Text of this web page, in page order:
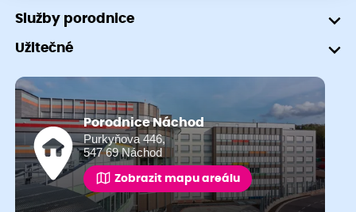
Služby porodnice
Užitečné
Porodnice Náchod
Purkyňova 446,
547 69 Náchod
Zobrazit mapu areálu